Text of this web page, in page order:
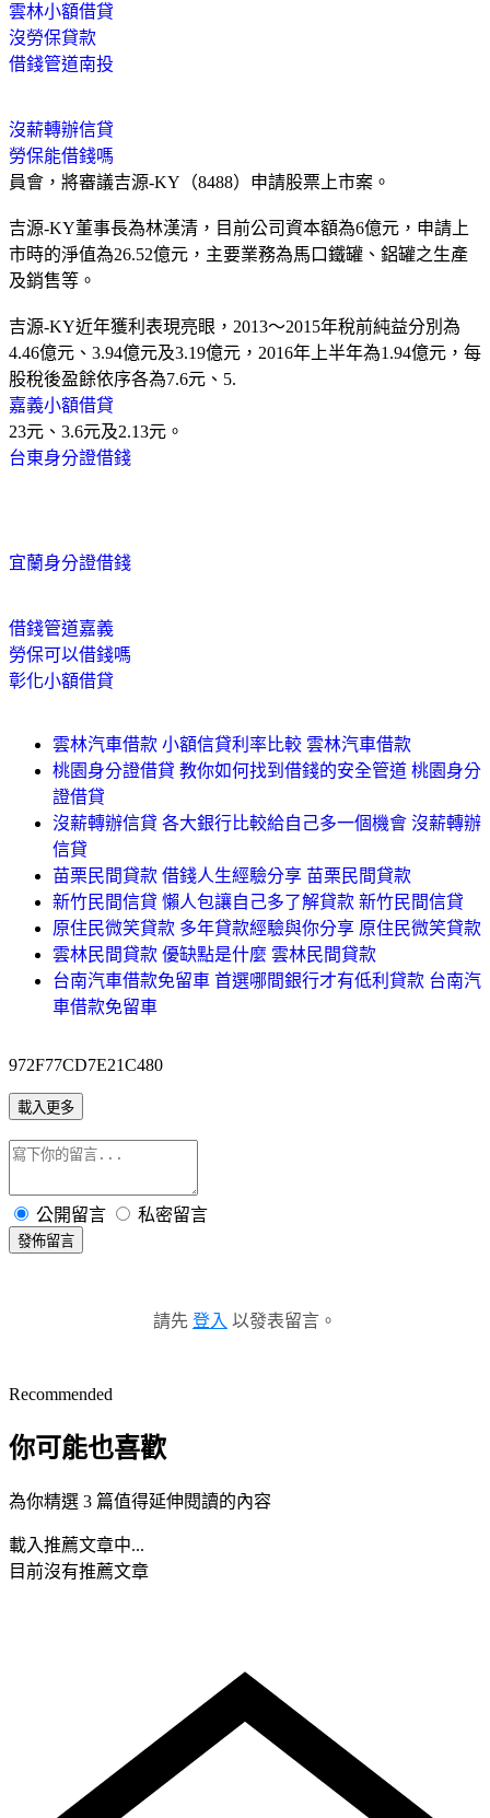
雲林小額借貸
沒勞保貸款
借錢管道南投
沒薪轉辦信貸
勞保能借錢嗎
員會，將審議吉源-KY（8488）申請股票上市案。
吉源-KY董事長為林漢清，目前公司資本額為6億元，申請上
市時的淨值為26.52億元，主要業務為馬口鐵罐、鋁罐之生產
及銷售等。
吉源-KY近年獲利表現亮眼，2013～2015年稅前純益分別為
4.46億元、3.94億元及3.19億元，2016年上半年為1.94億元，每
股稅後盈餘依序各為7.6元、5.
嘉義小額借貸
23元、3.6元及2.13元。
台東身分證借錢
宜蘭身分證借錢
借錢管道嘉義
勞保可以借錢嗎
彰化小額借貸
雲林汽車借款 小額信貸利率比較 雲林汽車借款
桃園身分證借貸 教你如何找到借錢的安全管道 桃園身分
證借貸
沒薪轉辦信貸 各大銀行比較給自己多一個機會 沒薪轉辦
信貸
苗栗民間貸款 借錢人生經驗分享 苗栗民間貸款
新竹民間信貸 懶人包讓自己多了解貸款 新竹民間信貸
原住民微笑貸款 多年貸款經驗與你分享 原住民微笑貸款
雲林民間貸款 優缺點是什麼 雲林民間貸款
台南汽車借款免留車 首選哪間銀行才有低利貸款 台南汽
車借款免留車
972F77CD7E21C480
載入更多
公開留言 私密留言
發佈留言
請先 登入 以發表留言。
Recommended
你可能也喜歡
為你精選 3 篇值得延伸閱讀的內容
載入推薦文章中...
目前沒有推薦文章